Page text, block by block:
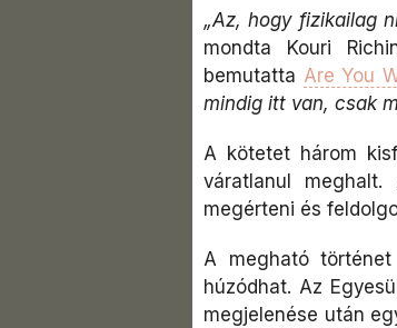
„Az, hogy fizikailag
mondta Kouri
bemutatta Are You
mindig itt van, csak
A kötetet három
váratlanul
megérteni és
A megható
húzódhat. Az
megjelenése után